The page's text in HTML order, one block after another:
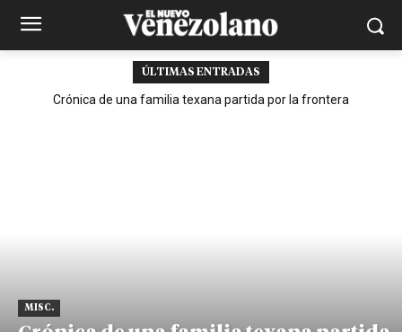
ÚLTIMAS ENTRADAS
Crónica de una familia texana partida por la frontera
MISC.